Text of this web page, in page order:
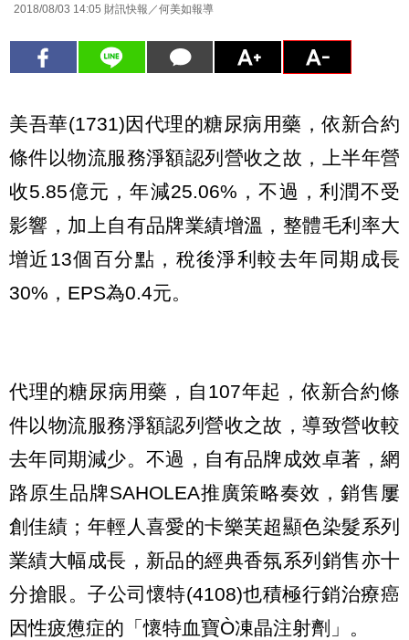
2018/08/03 14:05 財訊快報／何美如報導
美吾華(1731)因代理的糖尿病用藥，依新合約
條件以物流服務淨額認列營收之故，上半年營
收5.85億元，年減25.06%，不過，利潤不受
影響，加上自有品牌業績增溫，整體毛利率大
增近13個百分點，稅後淨利較去年同期成長
30%，EPS為0.4元。
代理的糖尿病用藥，自107年起，依新合約條
件以物流服務淨額認列營收之故，導致營收較
去年同期減少。不過，自有品牌成效卓著，網
路原生品牌SAHOLEA推廣策略奏效，銷售屢
創佳績；年輕人喜愛的卡樂芙超顯色染髮系列
業績大幅成長，新品的經典香氛系列銷售亦十
分搶眼。子公司懷特(4108)也積極行銷治療癌
因性疲憊症的「懷特血寶Ò凍晶注射劑」。